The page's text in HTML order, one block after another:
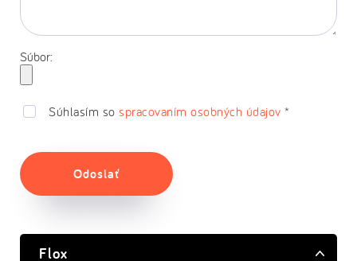
Súbor:
Súhlasím so spracovaním osobných údajov *
Odoslať
Flox